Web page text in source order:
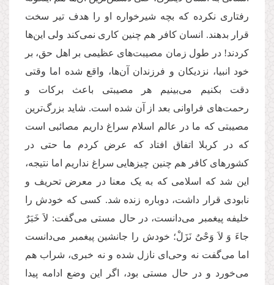
رفتاری نکرده که بچه شیرخواره او را هدف تیر سخت
قرار بدهند. انسان کافر هم چنین کاری نمی‌کند ولی این‌ها
کردند! در طول زمان مصیبت‌های عظیمی بر اهل حق، بر
خود انبیا، نزدیکان و فرزندان آن‌ها، واقع شده اما وقتی
دقت بکنیم می‌بینیم هر مصیبتی باعث برکات و
رحمت‌های فراوانی بعد از آن شده است. شاید بزرگ‌ترین
مصیبتی که ما در عالم اسلام سراغ داریم مصائبی است
که در کربلا اتفاق افتاد که عرض کردم ما حتی در
کشورهای کافر هم چنین چیزهایی سراغ نداریم اما نتیجه،
این شد که اسلامی که به یک معنا در معرض تحریف و
نابودی قرار داشت، دوباره زنده شد. کسی که خودش را
خلیفه پیغمبر می‌دانست، در حال مستی می‌گفت: لاَ خَبَرٌ
جاءَ وَ لاَ وَحْىٌ نَزَلْ؛ خودش را جانشین پیغمبر می‌دانست
اما می‌گفت نه وحی‌ای نازل شده و نه خبری، شراب هم
می‌خورد و در حال مستی بود، اگر این وضع ادامه پیدا